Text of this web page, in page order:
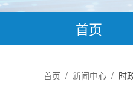
首页
首页 / 新闻中心 / 时